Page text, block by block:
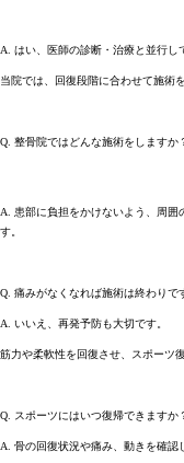
A. はい、医師の診断・治療と並行し
当院では、回復段階に合わせて施術
Q. 整骨院ではどんな施術をしますか
A. 患部に負担をかけないよう、周囲
す。
Q. 痛みがなくなれば施術は終わりで
A. いいえ、再発予防も大切です。
筋力や柔軟性を回復させ、スポーツ
Q. スポーツにはいつ復帰できますか
A. 骨の回復状況や痛み、動きを確認